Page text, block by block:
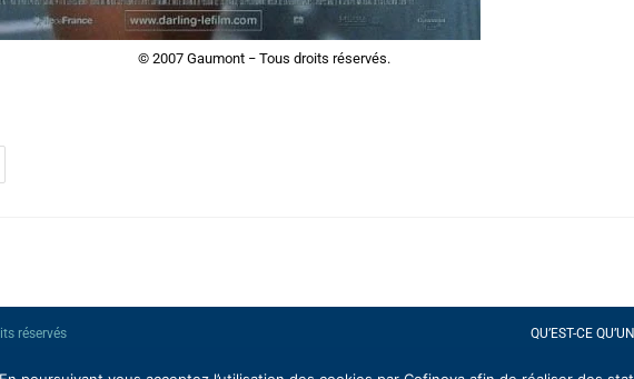
© 2007 Gaumont − Tous droits réservés.
QU’EST-CE
réservés